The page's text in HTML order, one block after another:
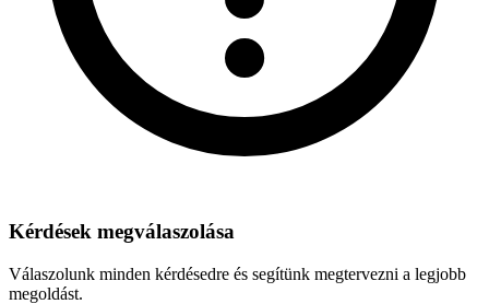
Kérdések megválaszolása
Válaszolunk minden kérdésedre és segítünk megtervezni a legjobb
megoldást.